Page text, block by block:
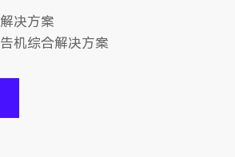
决方案
机综合解决方案